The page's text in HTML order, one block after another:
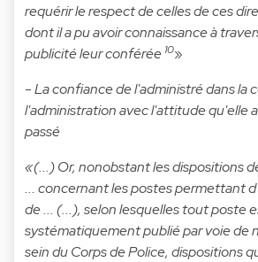
requérir le respect de celles de ces
dont il a pu avoir connaissance à
publicité leur conférée 10»
-La confiance de l'administré dans la
l'administration avec l'attitude qu'elle
passé
«(...) Or, nonobstant les dispositions
... concernant les postes permettant
de ... (...), selon lesquelles tout poste
systématiquement publié par voie de
sein du Corps de Police, dispositions